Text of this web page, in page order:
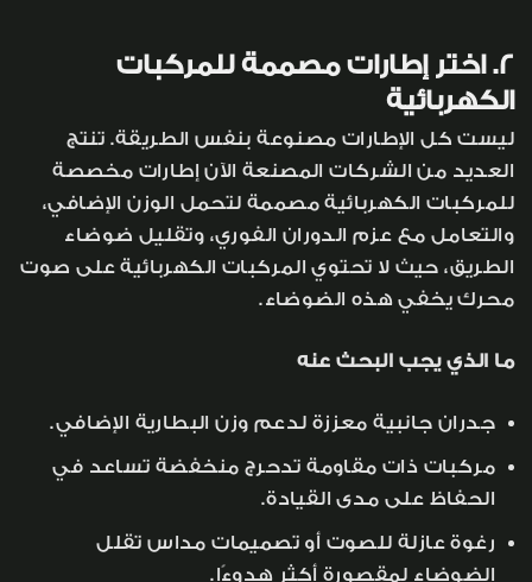
2. اختر إطارات مصممة للمركبات
الكهربائية
ليست كل الإطارات مصنوعة بنفس الطريقة. تنتج
العديد من الشركات المصنعة الآن إطارات مخصصة
للمركبات الكهربائية مصممة لتحمل الوزن الإضافي،
والتعامل مع عزم الدوران الفوري، وتقليل ضوضاء
الطريق، حيث لا تحتوي المركبات الكهربائية على صوت
محرك يخفي هذه الضوضاء.
ما الذي يجب البحث عنه
جدران جانبية معززة لدعم وزن البطارية الإضافي.
مركبات ذات مقاومة تدحرج منخفضة تساعد في
الحفاظ على مدى القيادة.
رغوة عازلة للصوت أو تصميمات مداس تقلل
الضوضاء لمقصورة أكثر هدوءًا.